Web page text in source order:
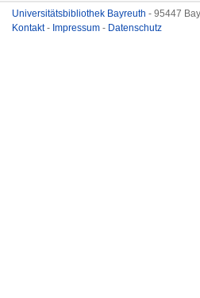
Universitätsbibliothek Bayreuth - 95447
Kontakt- Impressum - Datenschutz